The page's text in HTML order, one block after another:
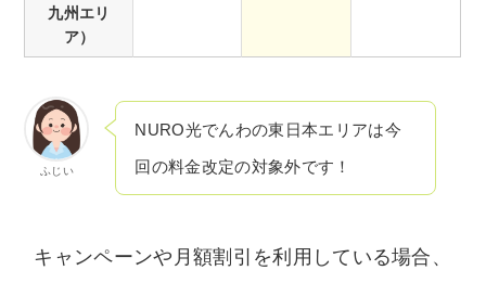
九州エリ
ア）
ふじい
NURO光でんわの東日本エリアは今
回の料金改定の対象外です！
キャンペーンや月額割引を利用している場合、